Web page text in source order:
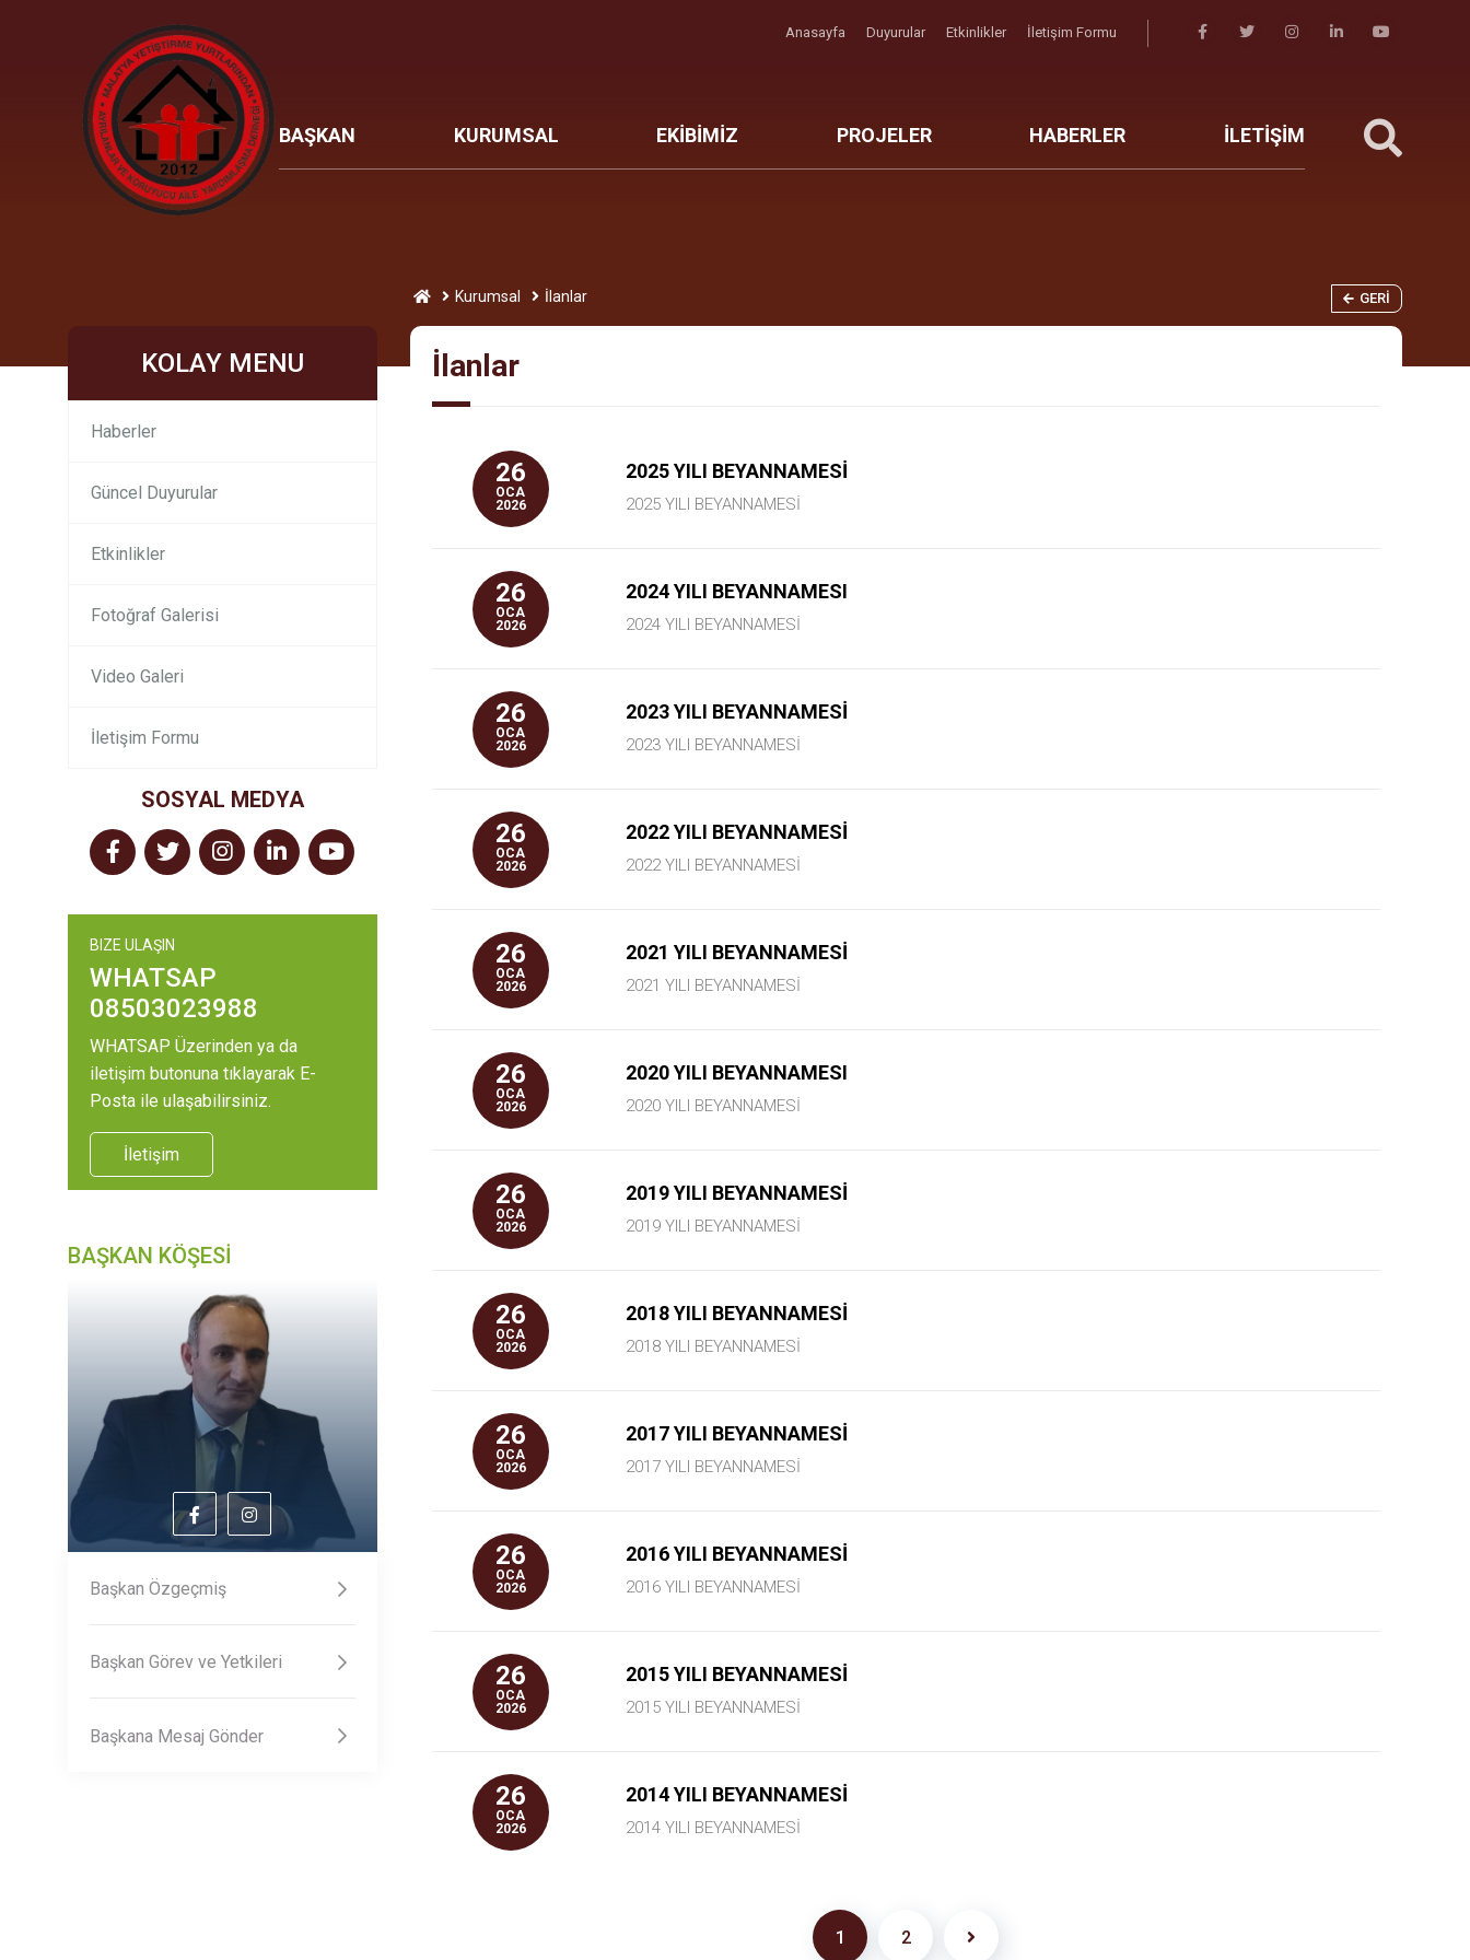
Anasayfa Duyurular Etkinlikler İletişim Formu
BAŞKAN KURUMSAL EKİBİMİZ PROJELER HABERLER İLETİŞİM
Kurumsal İlanlar GERI
KOLAY MENU
Haberler
Güncel Duyurular
Etkinlikler
Fotoğraf Galerisi
Video Galeri
İletişim Formu
SOSYAL MEDYA
BIZE ULAŞIN
WHATSAP
08503023988
WHATSAP Üzerinden ya da
iletişim butonuna tıklayarak E-
Posta ile ulaşabilirsiniz.
İletişim
BAŞKAN KÖŞESİ
Başkan Özgeçmiş
Başkan Görev ve Yetkileri
Başkana Mesaj Gönder
İlanlar
26
OCA
2026
2025 YILI BEYANNAMESİ
2025 YILI BEYANNAMESİ
26
OCA
2026
2024 YILI BEYANNAMESI
2024 YILI BEYANNAMESİ
26
OCA
2026
2023 YILI BEYANNAMESİ
2023 YILI BEYANNAMESİ
26
OCA
2026
2022 YILI BEYANNAMESİ
2022 YILI BEYANNAMESİ
26
OCA
2026
2021 YILI BEYANNAMESİ
2021 YILI BEYANNAMESİ
26
OCA
2026
2020 YILI BEYANNAMESI
2020 YILI BEYANNAMESİ
26
OCA
2026
2019 YILI BEYANNAMESİ
2019 YILI BEYANNAMESİ
26
OCA
2026
2018 YILI BEYANNAMESİ
2018 YILI BEYANNAMESİ
26
OCA
2026
2017 YILI BEYANNAMESİ
2017 YILI BEYANNAMESİ
26
OCA
2026
2016 YILI BEYANNAMESİ
2016 YILI BEYANNAMESİ
26
OCA
2026
2015 YILI BEYANNAMESİ
2015 YILI BEYANNAMESİ
26
OCA
2026
2014 YILI BEYANNAMESİ
2014 YILI BEYANNAMESİ
1 2